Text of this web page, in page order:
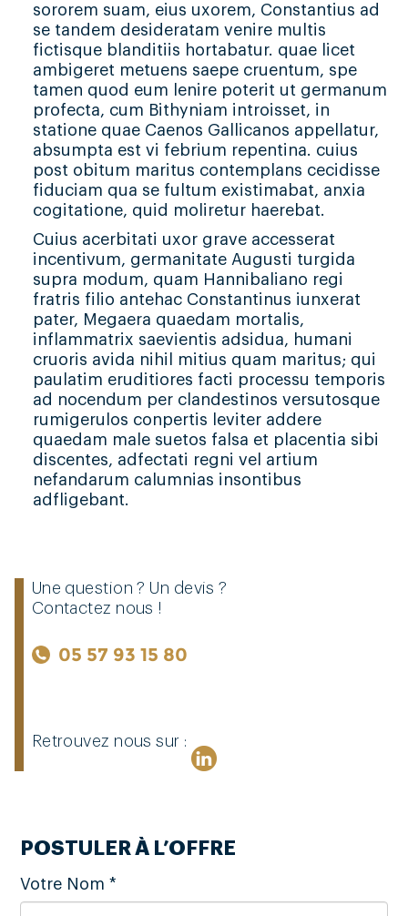
sororem suam, eius uxorem, Constantius ad
se tandem desideratam venire multis
fictisque blanditiis hortabatur. quae licet
ambigeret metuens saepe cruentum, spe
tamen quod eum lenire poterit ut germanum
profecta, cum Bithyniam introisset, in
statione quae Caenos Gallicanos appellatur,
absumpta est vi febrium repentina. cuius
post obitum maritus contemplans cecidisse
fiduciam qua se fultum existimabat, anxia
cogitatione, quid moliretur haerebat.
Cuius acerbitati uxor grave accesserat
incentivum, germanitate Augusti turgida
supra modum, quam Hannibaliano regi
fratris filio antehac Constantinus iunxerat
pater, Megaera quaedam mortalis,
inflammatrix saevientis adsidua, humani
cruoris avida nihil mitius quam maritus; qui
paulatim eruditiores facti processu temporis
ad nocendum per clandestinos versutosque
rumigerulos conpertis leviter addere
quaedam male suetos falsa et placentia sibi
discentes, adfectati regni vel artium
nefandarum calumnias insontibus
adfligebant.
Une question ? Un devis ?
Contactez nous !
05 57 93 15 80
Retrouvez nous sur :
POSTULER À L’OFFRE
Votre Nom *